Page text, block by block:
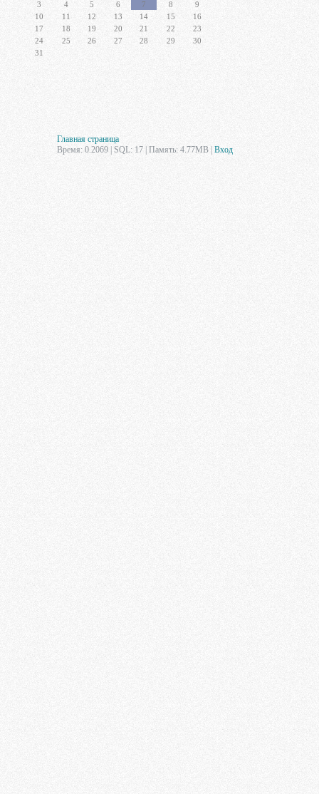
3
4 5 6 7 8
9
10
11 12 13 14 15
16
17
18 19 20 21 22
23
24
25 26 27 28 29
30
31
Главная страница
Время: 0.2069 | SQL: 17 | Память: 4.77MB Вход